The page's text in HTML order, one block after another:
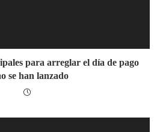
para arreglar el día de pago
se han lanzado